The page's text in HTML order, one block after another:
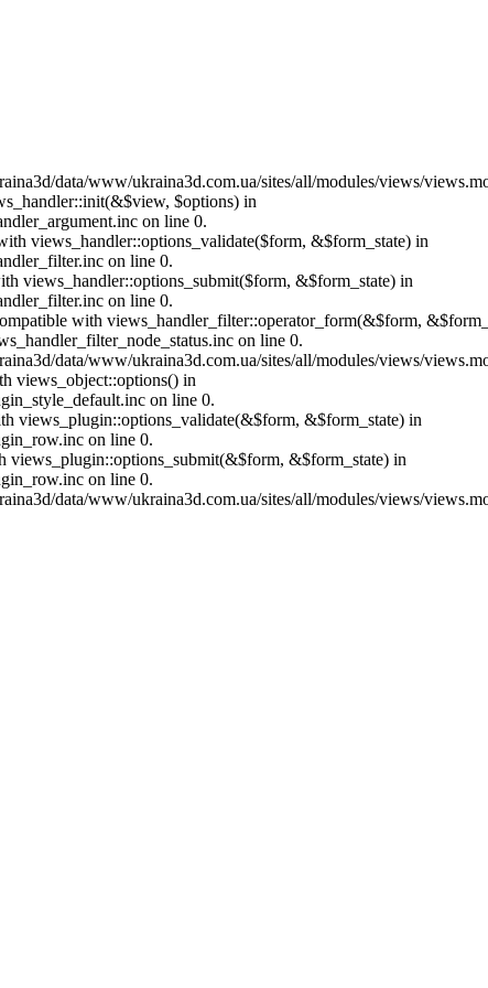
data/www/ukraina3d.com.ua/sites/all/modules/views/
$options) in
on line 0.
views_handler::options_validate($form, &$form_state) in
on line 0.
views_handler::options_submit($form, &$form_state) in
on line 0.
with views_handler_filter::operator_form(&$form,
on line 0.
data/www/ukraina3d.com.ua/sites/all/modules/views/
views_object::options() in
on line 0.
views_plugin::options_validate(&$form, &$form_state) in
on line 0.
views_plugin::options_submit(&$form, &$form_state) in
on line 0.
data/www/ukraina3d.com.ua/sites/all/modules/views/